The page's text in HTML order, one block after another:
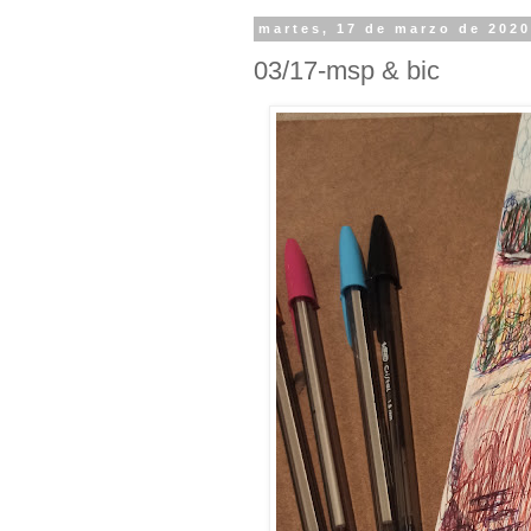
martes, 17 de marzo de 2020
03/17-msp & bic